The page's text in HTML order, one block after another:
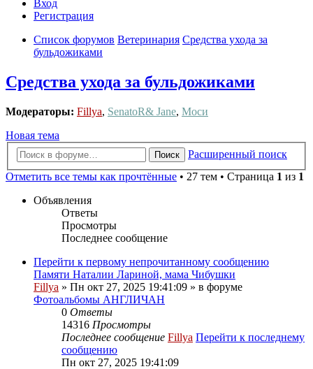
Вход
Регистрация
Список форумов Ветеринария Средства ухода за
бульдожиками
Средства ухода за бульдожиками
Модераторы: Fillya, SenatoR& Jane, Моси
Новая тема
Поиск
Расширенный поиск
Отметить все темы как прочтённые • 27 тем • Страница 1 из 1
Объявления
Ответы
Просмотры
Последнее сообщение
Перейти к первому непрочитанному сообщению
Памяти Наталии Лариной, мама Чибушки
Fillya » Пн окт 27, 2025 19:41:09 » в форуме
Фотоальбомы АНГЛИЧАН
0 Ответы
14316 Просмотры
Последнее сообщение Fillya Перейти к последнему
сообщению
Пн окт 27, 2025 19:41:09